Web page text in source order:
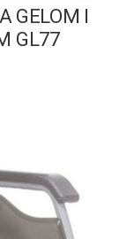
GELOM I
GL77